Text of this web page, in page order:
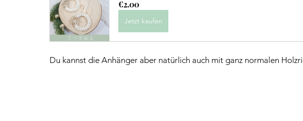
€2.00
Jetzt kaufen
Du kannst die Anhänger aber natürlich auch mit ganz normalen